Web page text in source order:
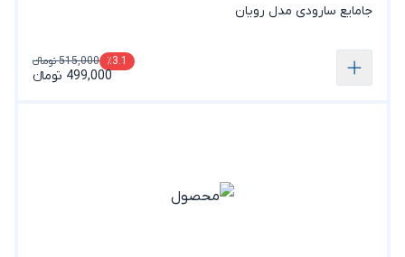
جامایع سارودی مدل رویان
٪3.1 515,000 تومانء
499,000 تومانء